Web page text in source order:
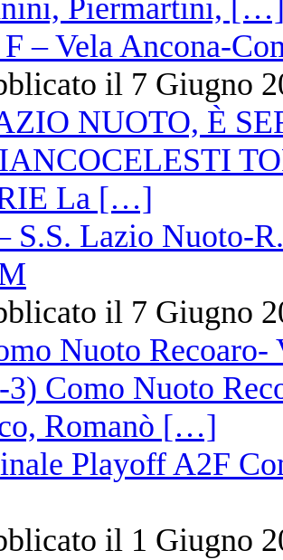
– Vela Ancona-
il 7 Giugno
S.S. Lazio Nuoto-
il 7 Giugno
Playoff A2F
il 1 Giugno